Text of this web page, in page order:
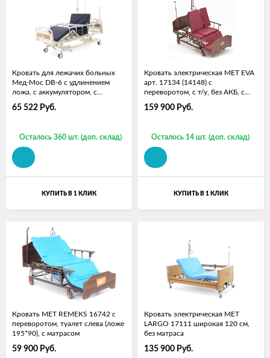
Кровать для лежачих больных
Мед-Мос DB-6 с удлинением
ложа, с аккумулятором, с
65 522 Руб.
Осталось 360 шт. (доп. склад)
КУПИТЬ В 1 КЛИК
Кровать электрическая MET EVA
арт. 17134 (14148) с
переворотом, с т/у, без АКБ, с
159 900 Руб.
Осталось 14 шт. (доп. склад)
КУПИТЬ В 1 КЛИК
Кровать МЕТ REMEKS 16742 с
переворотом, туалет слева (ложе
195*90), с матрасом
59 900 Руб.
Кровать электрическая МЕТ
LARGO 17111 широкая 120 см,
без матраса
135 900 Руб.